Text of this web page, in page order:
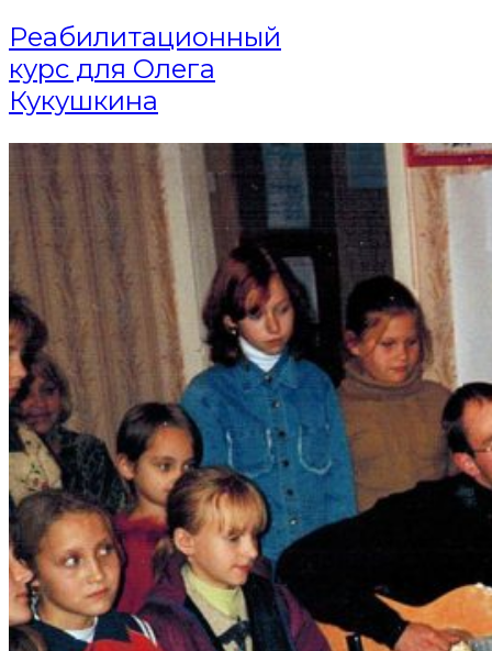
Реабилитационный
курс для Олега
Кукушкина